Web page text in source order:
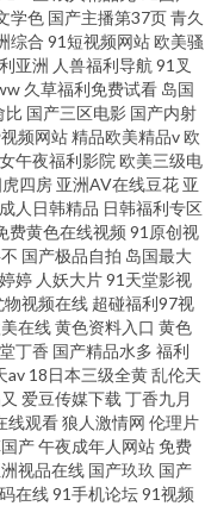
学色 国产主播第37页青久
综合 91短视频网站欧美骚
亚洲 人兽福利导航 91叉
久草福利免费试看 岛国
比 国产三区电影 国产内射
频网站精品欧美精品v欧
午夜福利影院 欧美三级电
虎四房 亚洲AV在线豆花 亚
成人日韩精品 日韩福利专区
费黄色在线视频 91原创视
国产极品自拍 岛国最大
婷 人妖大片91天堂影视
物视频在线 超碰福利97视
在线黄色资料入口 黄色
丁香 国产精品水多 福利
av 18日本三级全黄乱伦天
爱豆传媒下载 丁香九月
线观看狼人激情网 伦理片
产午夜成年人网站免费
视品在线 国产玖玖 国产
在线91手机论坛91视频